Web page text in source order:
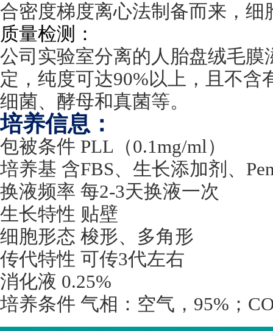
合密度梯度离心法制备而来，细
质量检测：
公司实验室分离的人胎盘绒毛膜
定，纯度可达90%以上，且不含
细菌、酵母和真菌等。
培养信息：
包被条件 PLL （0.1mg/ml）
培养基 含FBS、生长添加剂、
换液频率 每2-3天换液一次
生长特性 贴壁
细胞形态 梭形、多角形
传代特性 可传3代左右
消化液 0.25%
培养条件 气相：空气， 95% ；